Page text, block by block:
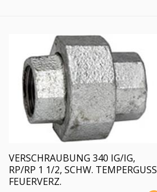
VERSCHRAUBUNG 340 IG/IG,
RP/RP 1 1/2, SCHW. TEMPERGUSS
FEUERVERZ.